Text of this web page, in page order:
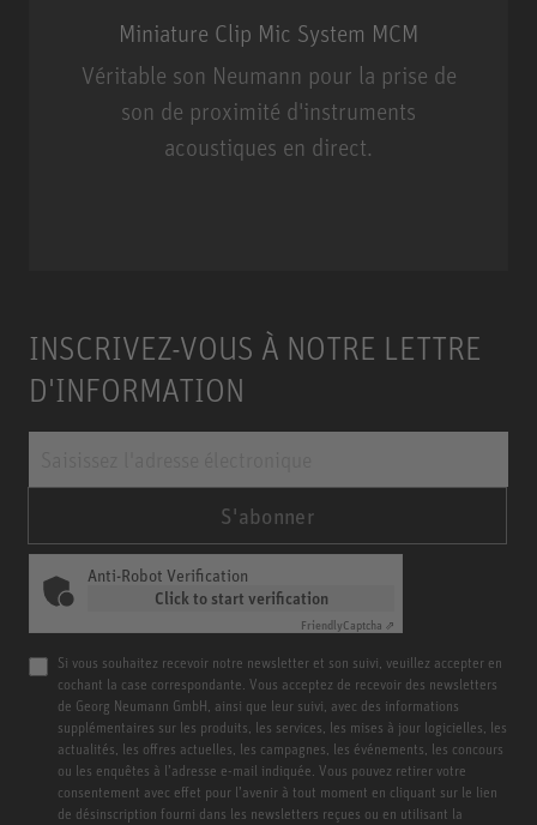
Miniature Clip Mic System MCM
Véritable son Neumann pour la prise de
son de proximité d'instruments
acoustiques en direct.
INSCRIVEZ-VOUS À NOTRE LETTRE
D'INFORMATION
S'abonner
Anti-Robot Verification
Click to start verification
FriendlyCaptcha ⇗
Si vous souhaitez recevoir notre newsletter et son suivi, veuillez accepter en
cochant la case correspondante. Vous acceptez de recevoir des newsletters
de Georg Neumann GmbH, ainsi que leur suivi, avec des informations
supplémentaires sur les produits, les services, les mises à jour logicielles, les
actualités, les offres actuelles, les campagnes, les événements, les concours
ou les enquêtes à l’adresse e-mail indiquée. Vous pouvez retirer votre
consentement avec effet pour l’avenir à tout moment en cliquant sur le lien
de désinscription fourni dans les newsletters reçues ou en utilisant la